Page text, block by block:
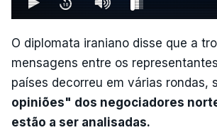
O diplomata iraniano disse que a
mensagens entre os
países decorreu em várias rondas,
opiniões" dos negociadores
estão a ser analisadas.